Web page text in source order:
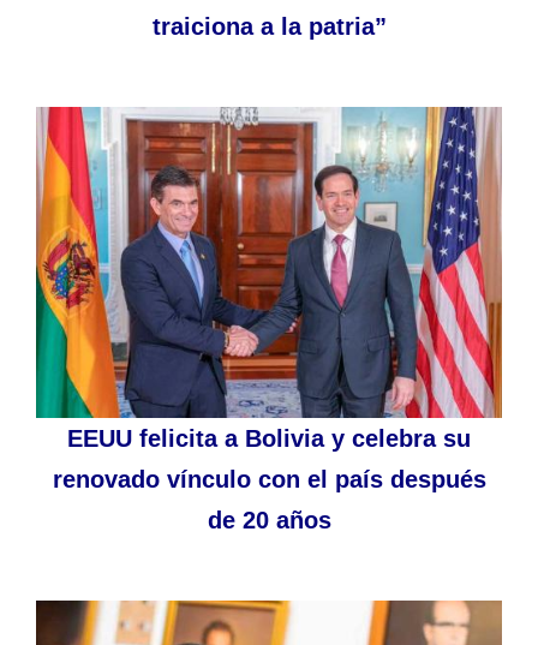
traiciona a la patria”
EEUU felicita a Bolivia y celebra su
renovado vínculo con el país después
de 20 años